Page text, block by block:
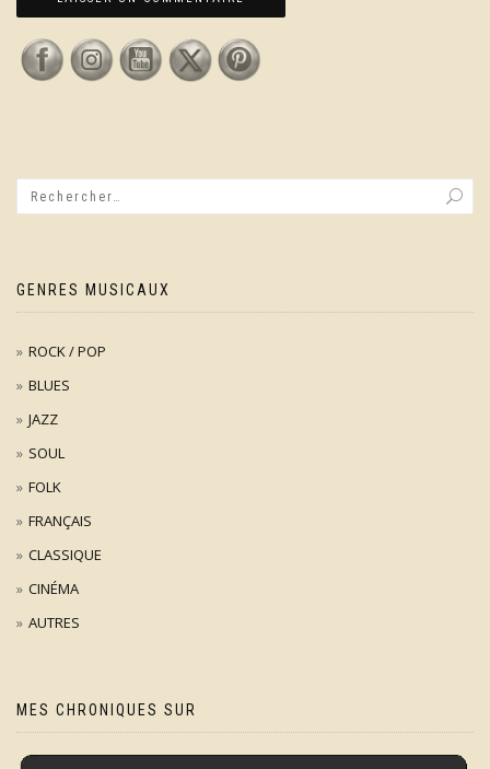
GENRES MUSICAUX
ROCK / POP
BLUES
JAZZ
SOUL
FOLK
FRANÇAIS
CLASSIQUE
CINÉMA
AUTRES
MES CHRONIQUES SUR